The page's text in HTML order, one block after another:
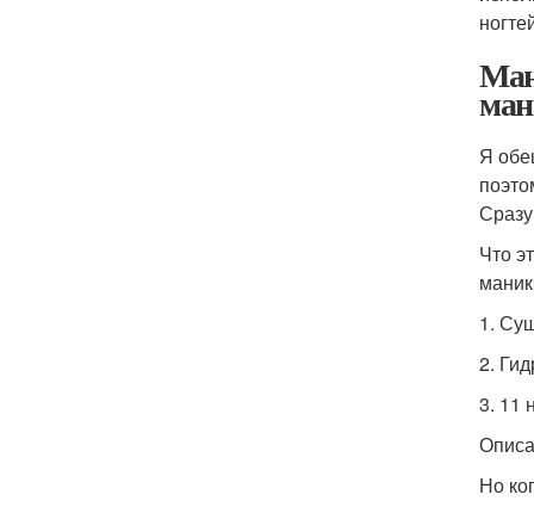
Я
Что
1.
2.
3. 11
Но